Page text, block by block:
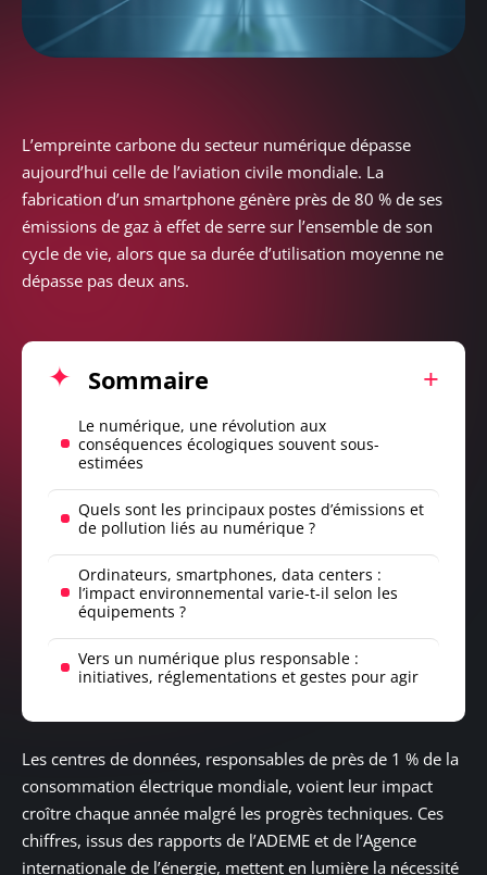
L’empreinte carbone du secteur numérique dépasse
aujourd’hui celle de l’aviation civile mondiale. La
fabrication d’un smartphone génère près de 80 % de ses
émissions de gaz à effet de serre sur l’ensemble de son
cycle de vie, alors que sa durée d’utilisation moyenne ne
dépasse pas deux ans.
Sommaire
Le numérique, une révolution aux
conséquences écologiques souvent sous-
estimées
Quels sont les principaux postes d’émissions et
de pollution liés au numérique ?
Ordinateurs, smartphones, data centers :
l’impact environnemental varie-t-il selon les
équipements ?
Vers un numérique plus responsable :
initiatives, réglementations et gestes pour agir
Les centres de données, responsables de près de 1 % de la
consommation électrique mondiale, voient leur impact
croître chaque année malgré les progrès techniques. Ces
chiffres, issus des rapports de l’ADEME et de l’Agence
internationale de l’énergie, mettent en lumière la nécessité